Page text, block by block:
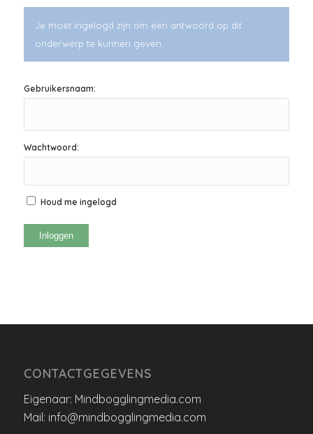
Je moet ingelogd zijn om een antwoord op dit
onderwerp te kunnen geven.
Gebruikersnaam:
Wachtwoord:
Houd me ingelogd
Inloggen
CONTACTGEGEVENS
Eigenaar: Mindbogglingmedia.com
Mail: info@mindbogglingmedia.com